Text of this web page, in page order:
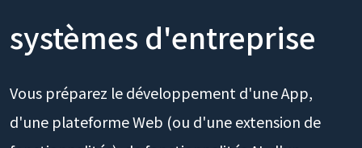
systèmes d'entreprise
Vous préparez le développement d'une App,
d'une plateforme Web (ou d'une extension de